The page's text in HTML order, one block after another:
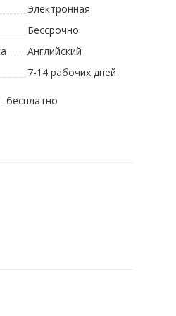
Электронная
Бессрочно
Английский
7-14 рабочих дней
бесплатно